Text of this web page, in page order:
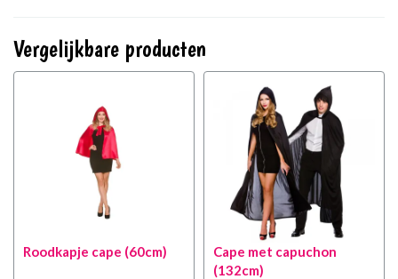
Vergelijkbare producten
Roodkapje cape (60cm)
Cape met capuchon
(132cm)